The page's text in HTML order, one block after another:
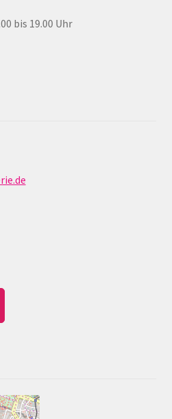
bis 19.00 Uhr